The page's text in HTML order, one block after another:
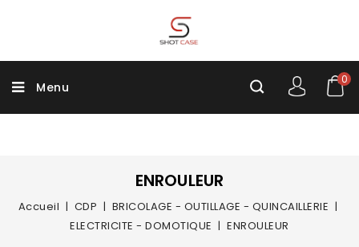
Menu
0
ENROULEUR
Accueil CDP
BRICOLAGE - OUTILLAGE - QUINCAILLERIE
ELECTRICITE - DOMOTIQUE
ENROULEUR